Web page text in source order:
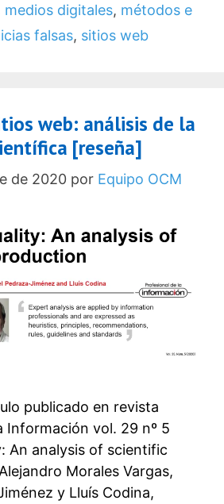
medios digitales, métodos e
falsas, sitios web
web: análisis de la
[reseña]
de 2020 por Equipo OCM
publicado en revista
Información vol. 29 nº 5
An analysis of scientific
Morales Vargas,
y Lluís Codina,